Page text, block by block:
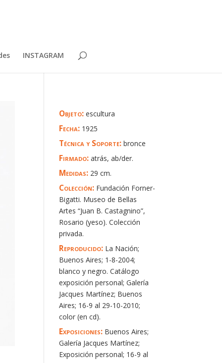
INSTAGRAM
Objeto: escultura
Fecha: 1925
Técnica y Soporte: bronce
Firmado: atrás, ab/der.
Medidas: 29 cm.
Colección: Fundación Forner-
Bigatti. Museo de Bellas
Artes “Juan B. Castagnino”,
Rosario (yeso). Colección
privada.
Reproducido: La Nación;
Buenos Aires; 1-8-2004;
blanco y negro. Catálogo
exposición personal; Galería
Jacques Martínez; Buenos
Aires; 16-9 al 29-10-2010;
color (en cd).
Exposiciones: Buenos Aires;
Galería Jacques Martínez;
Exposición personal; 16-9 al